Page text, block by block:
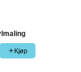
Kjøp